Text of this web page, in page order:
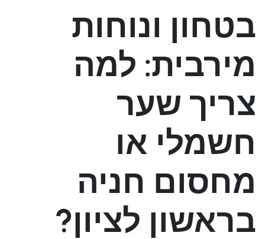
בטחון ונוחות
מירבית: למה
צריך שער
חשמלי או
מחסום חניה
בראשון לציון?